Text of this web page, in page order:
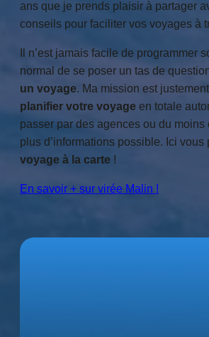
ans que je prends plaisir à partager
conseils pour faciliter vos voyages à
Il n’est jamais facile de programmer
normal de se poser un tas de
un voyage. Ma mission est
planifier votre voyage en totale
passer par des agences ou du moins
plus d’informations possible. Ici vous
voyage à la carte !
En savoir + sur virée Malin !